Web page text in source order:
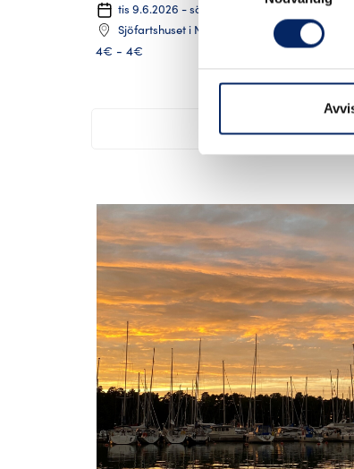
tis 9.6.2026 - sön 30.8.2026
Sjöfartshuset i Nagu, Kyrkostigen 3, 21660
4€ - 4€